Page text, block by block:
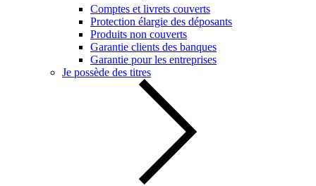
Comptes et livrets couverts
Protection élargie des déposants
Produits non couverts
Garantie clients des banques
Garantie pour les entreprises
Je possède des titres